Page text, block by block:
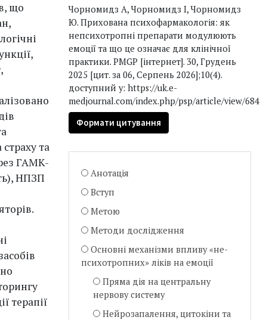
що
та
ГАМК-
НПЗП
терапії
Чорномидз А, Чорномидз І, Чорномидз
Ю. Прихована психофармакологія: як
непсихотропні препарати модулюють
емоції та що це означає для клінічної
практики. PMGP [інтернет]. 30, Грудень
2025 [цит. за 06, Серпень 2026];10(4).
доступний у: https://uk.e-
medjournal.com/index.php/psp/article/view/684
Формати цитування
Анотація
Вступ
Метою
Методи дослідження
Основні механізми впливу «не-
психотропних» ліків на емоції
Пряма дія на центральну
нервову систему
Нейрозапалення, цитокіни та